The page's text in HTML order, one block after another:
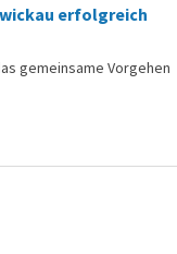
erfolgreich
gemeinsame Vorgehen